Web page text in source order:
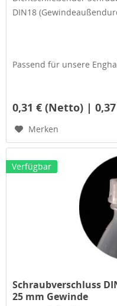
DIN18
Passend für unsere
0,31 € (Netto) |
Merken
Verfügbar
Schraubverschluss
25 mm Gewinde